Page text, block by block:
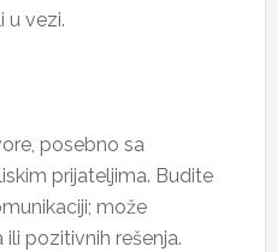
u vezi.
posebno sa
prijateljima. Budite
može
pozitivnih rešenja.